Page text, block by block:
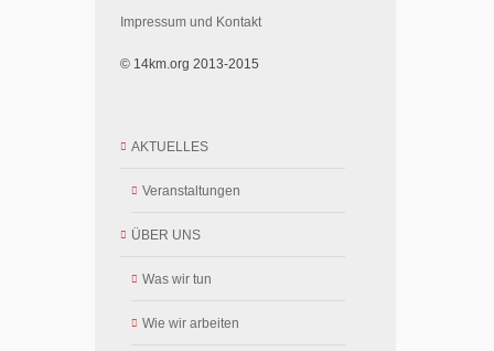
Impressum und Kontakt
© 14km.org 2013-2015
AKTUELLES
Veranstaltungen
ÜBER UNS
Was wir tun
Wie wir arbeiten